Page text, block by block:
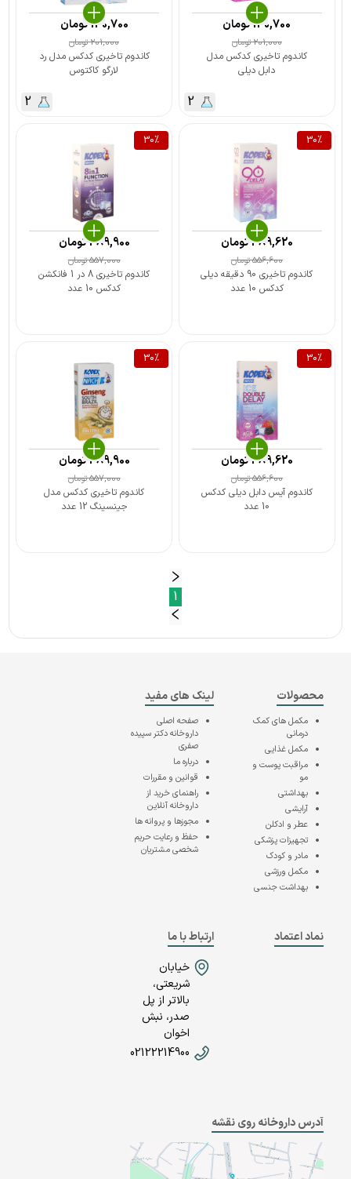
کاندوم تاخیری کدکس مدل
دابل دیلی
201,000تومان
140,700تومان
2
کاندوم تاخیری کدکس مدل رد
لارگو کاکتوس
201,000تومان
140,700تومان
2
30%
کاندوم تاخیری 90 دقیقه دیلی
کدکس 10 عدد
556,600تومان
389,620تومان
30%
کاندوم تاخیری 8 در 1 فانکشن
کدکس 10 عدد
557,000تومان
389,900تومان
30%
کاندوم آیس دابل دیلی کدکس
10 عدد
556,600تومان
389,620تومان
30%
کاندوم تاخیری کدکس مدل
جینسینگ 12 عدد
557,000تومان
389,900تومان
1
محصولات
مکمل های کمک
درمانی
مکمل غذایی
مراقبت پوست و
مو
بهداشتی
آرایشی
عطر و ادکلن
تجهیزات پزشکی
مادر و کودک
مکمل ورزشی
بهداشت جنسی
لینک های مفید
صفحه اصلی
داروخانه دکتر سپیده
صفری
درباره ما
قوانین و مقررات
راهنمای خرید از
داروخانه آنلاین
مجوزها و پروانه ها
حفظ و رعایت حریم
شخصی مشتریان
نماد اعتماد
ارتباط با ما
خیابان
شریعتی،
بالاتر از پل
صدر، نبش
اخوان
02122214900
آدرس داروخانه روی نقشه